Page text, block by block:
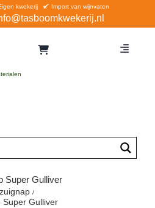
kwekerij Import van wijnvaten
Toggle
Super Gulliver
Super Gulliver